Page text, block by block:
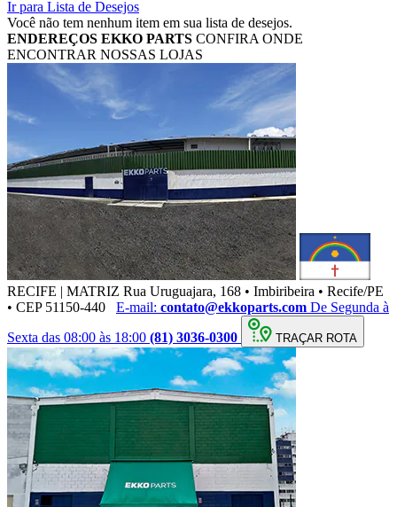
Ir para Lista de Desejos
Você não tem nenhum item em sua lista de desejos.
ENDEREÇOS EKKO PARTS CONFIRA ONDE
ENCONTRAR NOSSAS LOJAS
RECIFE | MATRIZ Rua Uruguajara, 168 • Imbiribeira • Recife/PE
• CEP 51150-440
E-mail: contato@ekkoparts.com De Segunda à
Sexta das 08:00 às 18:00 (81) 3036-0300 TRAÇAR ROTA